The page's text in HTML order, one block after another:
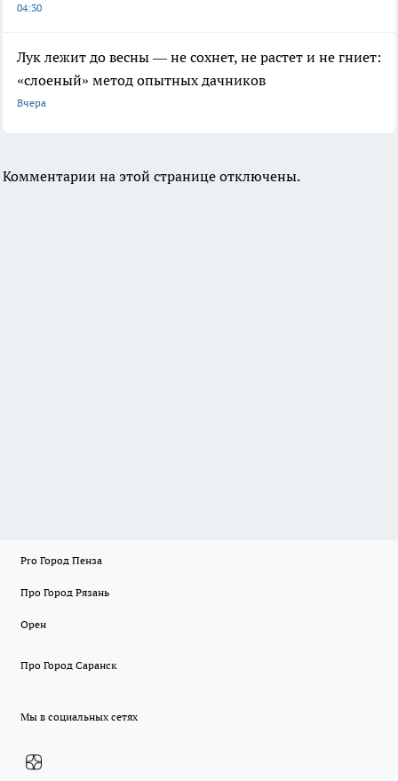
04:30
Лук лежит до весны — не сохнет, не растет и не гниет:
«слоеный» метод опытных дачников
Вчера
Комментарии на этой странице отключены.
Pro Город Пенза
Про Город Рязань
Орен
Про Город Саранск
Мы в социальных сетях